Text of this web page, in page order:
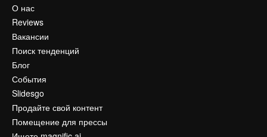
О нас
Reviews
Вакансии
Поиск тенденций
Блог
События
Slidesgo
Продайте свой контент
Помещение для прессы